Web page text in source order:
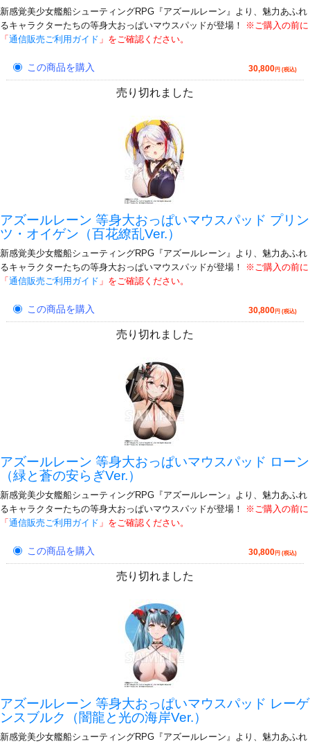
新感覚美少女艦船シューティングRPG『アズールレーン』より、魅力あふれ
るキャラクターたちの等身大おっぱいマウスパッドが登場！
※ご購入の前に
「 通信販売ご利用ガイド 」をご確認ください。
この商品を購入 30,800円 (税込)
売り切れました
アズールレーン 等身大おっぱいマウスパッド プリン
ツ・オイゲン（百花繚乱Ver.）
新感覚美少女艦船シューティングRPG『アズールレーン』より、魅力あふれ
るキャラクターたちの等身大おっぱいマウスパッドが登場！
※ご購入の前に
「 通信販売ご利用ガイド 」をご確認ください。
この商品を購入 30,800円 (税込)
売り切れました
アズールレーン 等身大おっぱいマウスパッド ローン
（緑と蒼の安らぎVer.）
新感覚美少女艦船シューティングRPG『アズールレーン』より、魅力あふれ
るキャラクターたちの等身大おっぱいマウスパッドが登場！
※ご購入の前に
「 通信販売ご利用ガイド 」をご確認ください。
この商品を購入 30,800円 (税込)
売り切れました
アズールレーン 等身大おっぱいマウスパッド レーゲ
ンスブルク（闇龍と光の海岸Ver.）
新感覚美少女艦船シューティングRPG『アズールレーン』より、魅力あふれ